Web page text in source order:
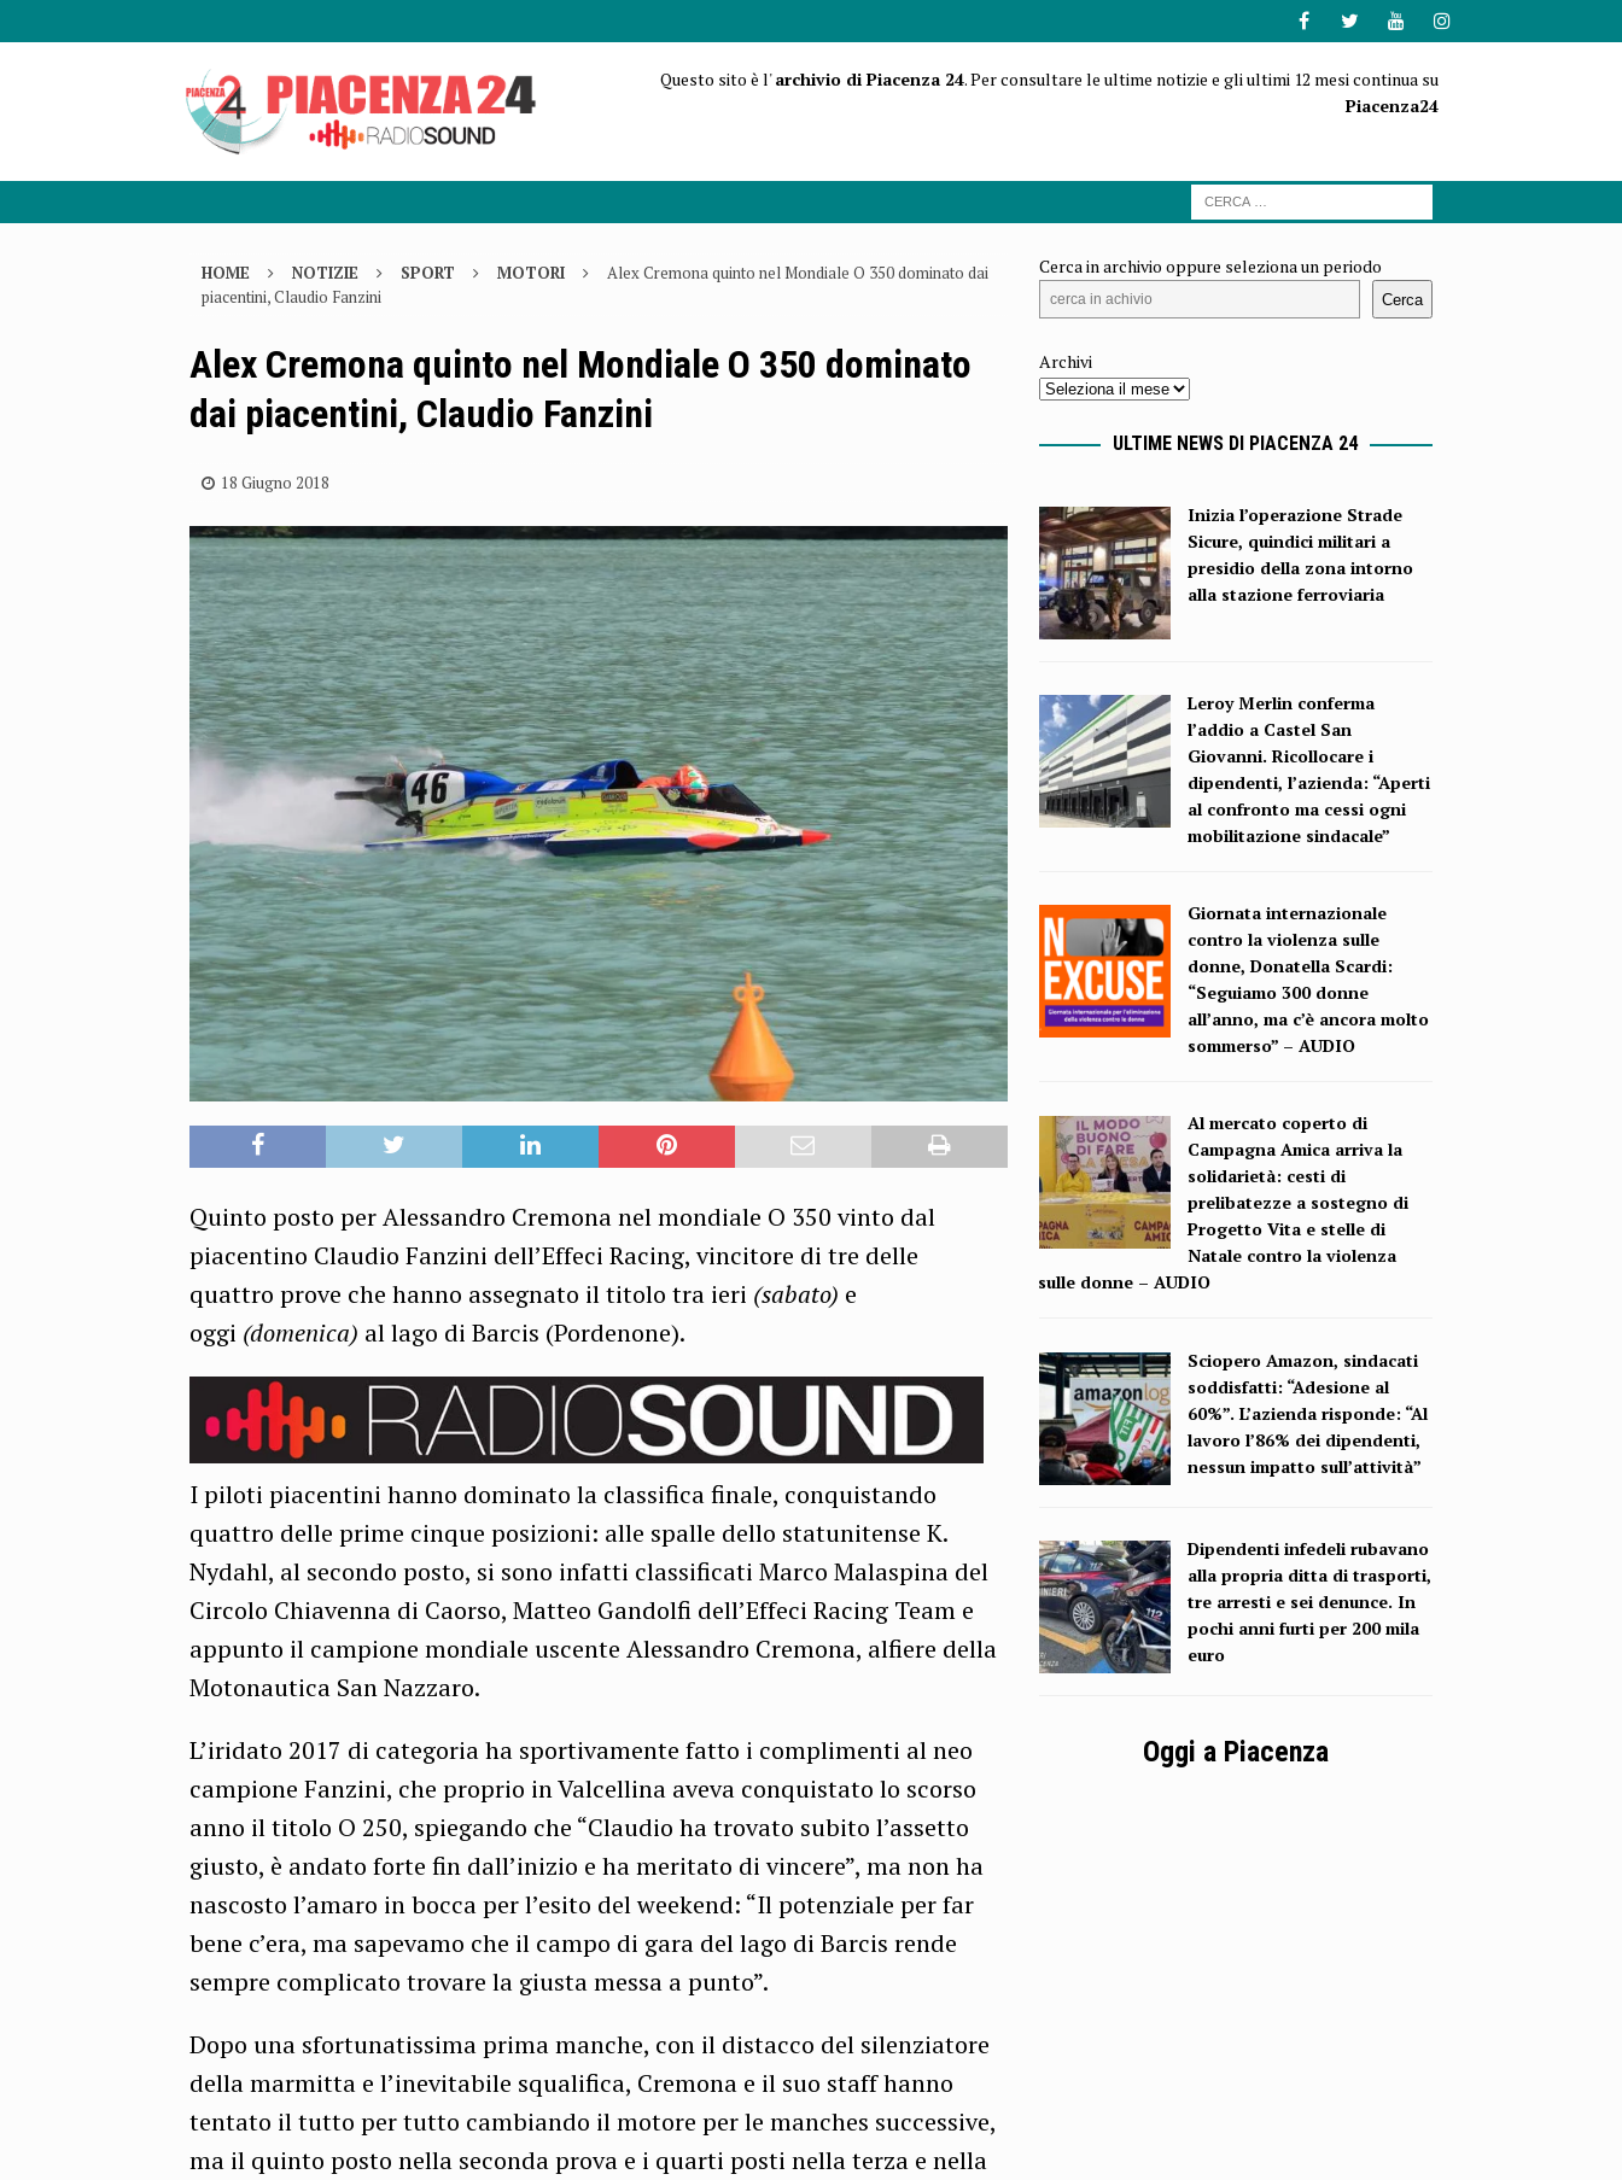
Questo sito è l'archivio di Piacenza 24. Per consultare le ultime notizie e gli ultimi 12 mesi continua su
Piacenza24
HOME NOTIZIE SPORT MOTORI
Alex Cremona quinto nel Mondiale O 350 dominato dai
piacentini, Claudio Fanzini
Alex Cremona quinto nel Mondiale O 350 dominato
dai piacentini, Claudio Fanzini
18 Giugno 2018
Quinto posto per Alessandro Cremona nel mondiale O 350 vinto dal
piacentino Claudio Fanzini dell’Effeci Racing, vincitore di tre delle
quattro prove che hanno assegnato il titolo tra ieri (sabato) e
oggi (domenica) al lago di Barcis (Pordenone).
I piloti piacentini hanno dominato la classifica finale, conquistando
quattro delle prime cinque posizioni: alle spalle dello statunitense K.
Nydahl, al secondo posto, si sono infatti classificati Marco Malaspina del
Circolo Chiavenna di Caorso, Matteo Gandolfi dell’Effeci Racing Team e
appunto il campione mondiale uscente Alessandro Cremona, alfiere della
Motonautica San Nazzaro.
L’iridato 2017 di categoria ha sportivamente fatto i complimenti al neo
campione Fanzini, che proprio in Valcellina aveva conquistato lo scorso
anno il titolo O 250, spiegando che “Claudio ha trovato subito l’assetto
giusto, è andato forte fin dall’inizio e ha meritato di vincere”, ma non ha
nascosto l’amaro in bocca per l’esito del weekend: “Il potenziale per far
bene c’era, ma sapevamo che il campo di gara del lago di Barcis rende
sempre complicato trovare la giusta messa a punto”.
Dopo una sfortunatissima prima manche, con il distacco del silenziatore
della marmitta e l’inevitabile squalifica, Cremona e il suo staff hanno
tentato il tutto per tutto cambiando il motore per le manches successive,
ma il quinto posto nella seconda prova e i quarti posti nella terza e nella
Cerca in archivio oppure seleziona un periodo
Cerca
Archivi
ULTIME NEWS DI PIACENZA 24
Inizia l’operazione Strade
Sicure, quindici militari a
presidio della zona intorno
alla stazione ferroviaria
Leroy Merlin conferma
l’addio a Castel San
Giovanni. Ricollocare i
dipendenti, l’azienda: “Aperti
al confronto ma cessi ogni
mobilitazione sindacale”
Giornata internazionale
contro la violenza sulle
donne, Donatella Scardi:
“Seguiamo 300 donne
all’anno, ma c’è ancora molto
sommerso” – AUDIO
Al mercato coperto di
Campagna Amica arriva la
solidarietà: cesti di
prelibatezze a sostegno di
Progetto Vita e stelle di
Natale contro la violenza
sulle donne – AUDIO
Sciopero Amazon, sindacati
soddisfatti: “Adesione al
60%”. L’azienda risponde: “Al
lavoro l’86% dei dipendenti,
nessun impatto sull’attività”
Dipendenti infedeli rubavano
alla propria ditta di trasporti,
tre arresti e sei denunce. In
pochi anni furti per 200 mila
euro
Oggi a Piacenza